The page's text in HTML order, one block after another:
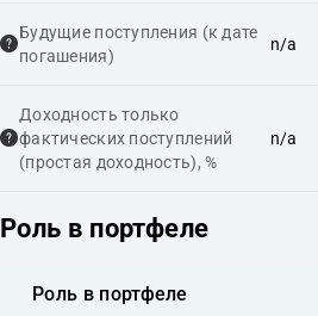
Будущие поступления (к дате
погашения)
n/a
Доходность только
фактических поступлений
(простая доходность), %
n/a
Роль в портфеле
Роль в портфеле